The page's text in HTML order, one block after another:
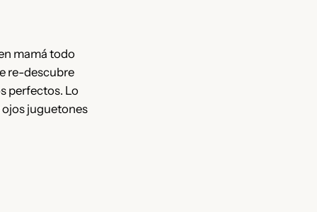
mamá todo
re-descubre
perfectos. Lo
ojos juguetones